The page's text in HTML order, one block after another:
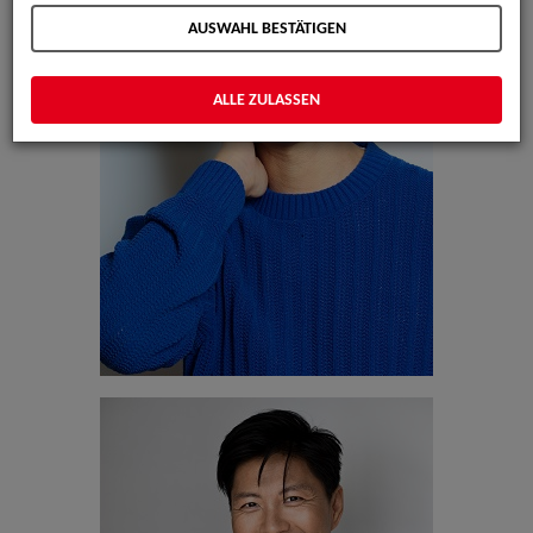
AUSWAHL BESTÄTIGEN
ALLE ZULASSEN